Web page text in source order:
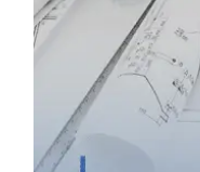
ESAIL :